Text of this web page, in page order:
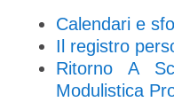
Calendari e
Il registro
Ritorno A
Modulistica